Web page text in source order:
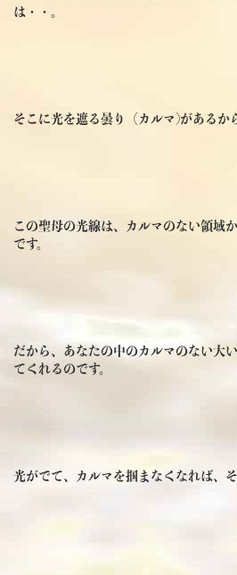
は・・。
そこに光を遮る曇り（カルマ)があるか
この聖母の光線は、カルマのない領域
です。
だから、あなたの中のカルマのない大
てくれるのです。
光がでて、カルマを掴まなくなれば、